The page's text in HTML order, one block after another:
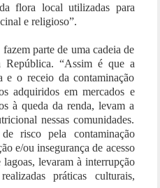
flora local utilizadas para
e religioso”.
parte de uma cadeia de
República. “Assim é que a
e o receio da contaminação
adquiridos em mercados e
à queda da renda, levam a
nessas comunidades.
risco pela contaminação
e/ou insegurança de acesso
levaram à interrupção
práticas culturais,